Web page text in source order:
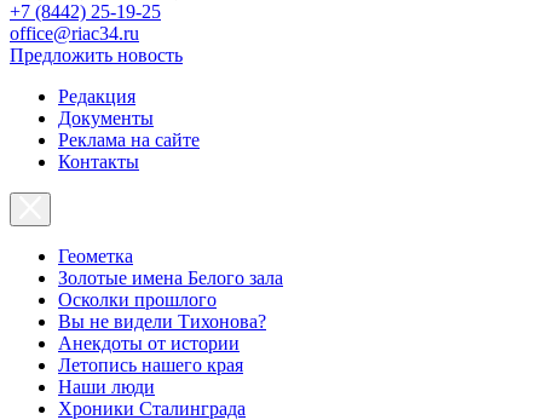
+7 (8442) 25-19-25
office@riac34.ru
Предложить новость
Редакция
Документы
Реклама на сайте
Контакты
Геометка
Золотые имена Белого зала
Осколки прошлого
Вы не видели Тихонова?
Анекдоты от истории
Летопись нашего края
Наши люди
Хроники Сталинграда